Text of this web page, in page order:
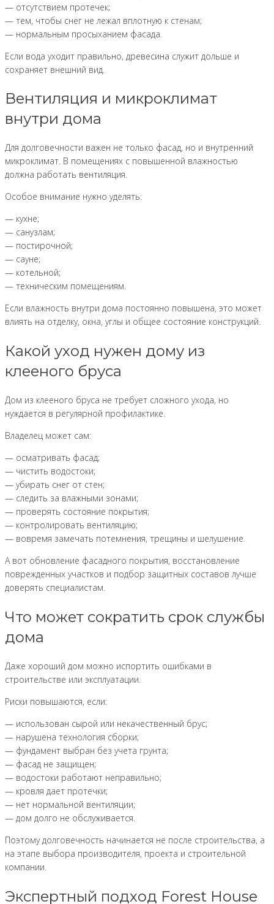
— отсутствием протечек;
— тем, чтобы снег не лежал вплотную к стенам;
— нормальным просыханием фасада.
Если вода уходит правильно, древесина служит дольше и
сохраняет внешний вид.
Вентиляция и микроклимат
внутри дома
Для долговечности важен не только фасад, но и внутренний
микроклимат. В помещениях с повышенной влажностью
должна работать вентиляция.
Особое внимание нужно уделять:
— кухне;
— санузлам;
— постирочной;
— сауне;
— котельной;
— техническим помещениям.
Если влажность внутри дома постоянно повышена, это может
влиять на отделку, окна, углы и общее состояние конструкций.
Какой уход нужен дому из
клееного бруса
Дом из клееного бруса не требует сложного ухода, но
нуждается в регулярной профилактике.
Владелец может сам:
— осматривать фасад;
— чистить водостоки;
— убирать снег от стен;
— следить за влажными зонами;
— проверять состояние покрытия;
— контролировать вентиляцию;
— вовремя замечать потемнения, трещины и шелушение.
А вот обновление фасадного покрытия, восстановление
поврежденных участков и подбор защитных составов лучше
доверять специалистам.
Что может сократить срок службы
дома
Даже хороший дом можно испортить ошибками в
строительстве или эксплуатации.
Риски повышаются, если:
— использован сырой или некачественный брус;
— нарушена технология сборки;
— фундамент выбран без учета грунта;
— фасад не защищен;
— водостоки работают неправильно;
— кровля дает протечки;
— нет нормальной вентиляции;
— дом долго не обслуживается.
Поэтому долговечность начинается не после строительства, а
на этапе выбора производителя, проекта и строительной
компании.
Экспертный подход Forest House